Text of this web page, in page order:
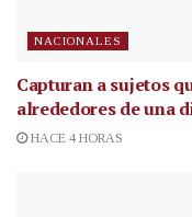
NACIONALES
Capturan a sujetos
alrededores de una
HACE 4 HORAS